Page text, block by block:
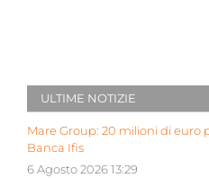
ULTIME NOTIZIE
Mare Group: 20 milioni di euro
Banca Ifis
6 Agosto 2026 13:29